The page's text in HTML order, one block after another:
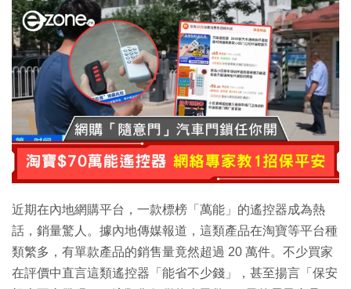
近期在內地網購平台，一款標榜「萬能」的遙控器成為熱
話，銷量驚人。據內地傳媒報道，這類產品在淘寶等平台種
類繁多，有單款產品的銷售量竟然超過 20 萬件。不少買家
在評價中直言這類遙控器「能省不少錢」，甚至揚言「保安